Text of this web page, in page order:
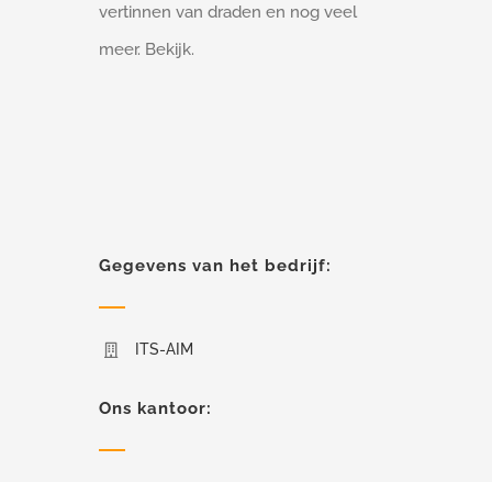
vertinnen van draden en nog veel
meer. Bekijk.
Gegevens van het bedrijf:
ITS-AIM
Ons kantoor: